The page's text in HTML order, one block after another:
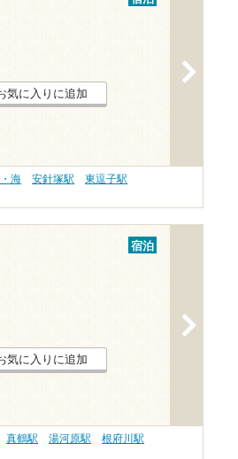
気に入りに追加
海 安針塚駅
東逗子駅
宿泊
気に入りに追加
真鶴駅 湯河原駅
根府川駅